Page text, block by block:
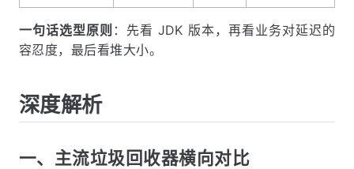
一句话选型原则 ：先看 JDK 版本，再看业务对延迟的
容忍度，最后看堆大小。
深度解析
一、主流垃圾回收器横向对比